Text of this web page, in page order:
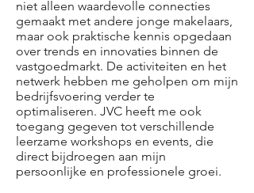
niet alleen waardevolle connecties
gemaakt met andere jonge makelaars,
maar ook praktische kennis opgedaan
over trends en innovaties binnen de
vastgoedmarkt. De activiteiten en het
netwerk hebben me geholpen om mijn
bedrijfsvoering verder te
optimaliseren. JVC heeft me ook
toegang gegeven tot verschillende
leerzame workshops en events, die
direct bijdroegen aan mijn
persoonlijke en professionele groei.